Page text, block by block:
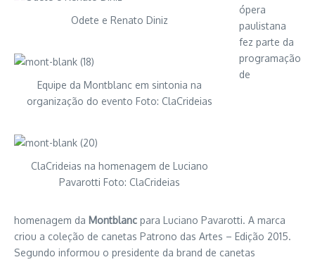
Odete e Renato Diniz
Equipe da Montblanc em sintonia na
organização do evento Foto: ClaCrideias
ClaCrideias na homenagem de Luciano
Pavarotti Foto: ClaCrideias
ópera
paulistana
fez parte da
programação
de
homenagem da Montblanc para Luciano Pavarotti. A marca
criou a coleção de canetas Patrono das Artes – Edição 2015.
Segundo informou o presidente da brand de canetas